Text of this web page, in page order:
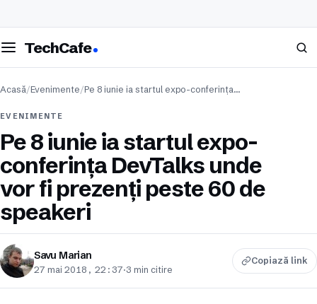
meniul
TechCafe Caută
Acasă/Evenimente/Pe 8 iunie ia startul expo-conferința…
EVENIMENTE
Pe 8 iunie ia startul expo-
conferința DevTalks unde
vor fi prezenți peste 60 de
speakeri
Savu Marian
27 mai 2018, 22:37·3 min citire
Copiază link